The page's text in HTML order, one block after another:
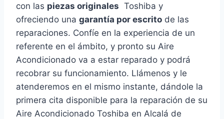
con las piezas originales Toshiba y
ofreciendo una garantía por escrito de las
reparaciones. Confíe en la experiencia de un
referente en el ámbito, y pronto su Aire
Acondicionado va a estar reparado y podrá
recobrar su funcionamiento. Llámenos y le
atenderemos en el mismo instante, dándole la
primera cita disponible para la reparación de su
Aire Acondicionado Toshiba en Alcalá de